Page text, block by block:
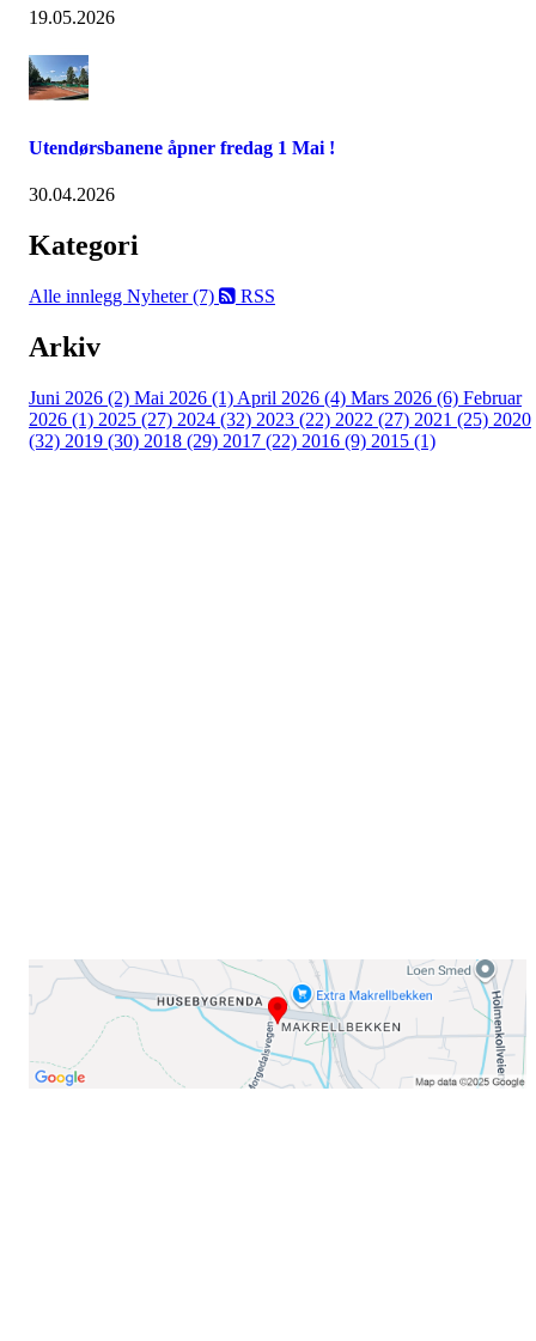
19.05.2026
Utendørsbanene åpner fredag 1 Mai !
30.04.2026
Kategori
Alle innlegg Nyheter (7) RSS
Arkiv
Juni 2026 (2) Mai 2026 (1) April 2026 (4) Mars 2026 (6) Februar
2026 (1) 2025 (27) 2024 (32) 2023 (22) 2022 (27) 2021 (25) 2020
(32) 2019 (30) 2018 (29) 2017 (22) 2016 (9) 2015 (1)